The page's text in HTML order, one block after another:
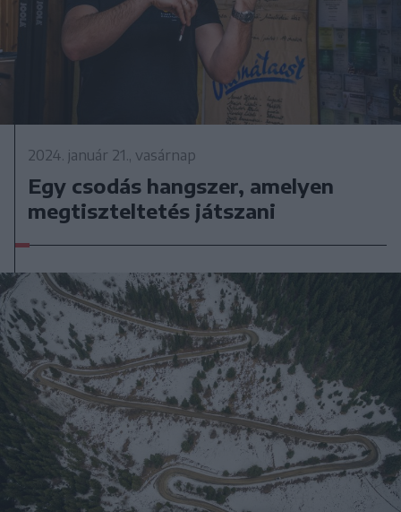
2024. január 21., vasárnap
Egy csodás hangszer, amelyen
megtiszteltetés játszani